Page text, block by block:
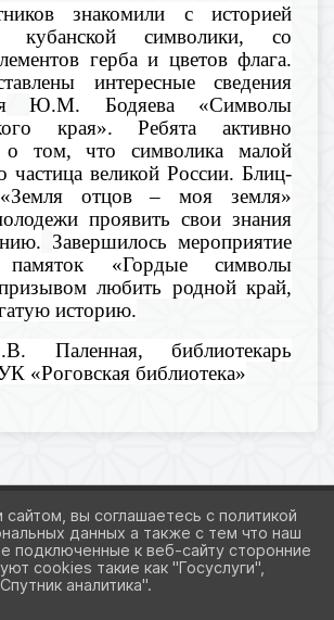
знакомили с историей
кубанской символики, со
герба и цветов флага.
интересные сведения
Ю.М. Бодяева«Символы
края».Ребята активно
о том, что символика малой
частица великой России. Блиц-
отцов – моя земля»
проявить свои знания
Завершилось мероприятие
«Гордые символы
любить родной край,
историю.
Паленная, библиотекарь
«Роговская библиотека»
ПЕРСОНАЛЬНЫХ ДАННЫХ
вы соглашаетесь с политикой
данных а также с тем что наш
подключенные к веб-сайту сторонние
cookies такие как "Госуслуги",
аналитика".